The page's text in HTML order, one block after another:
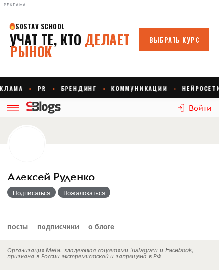
РЕКЛАМА
Войти
Алексей Руденко
Подписаться Пожаловаться
посты подписчики о блоге
Организация Meta, владеющая соцсетями Instagram и Facebook,
признана в России экстремистской и запрещена в РФ